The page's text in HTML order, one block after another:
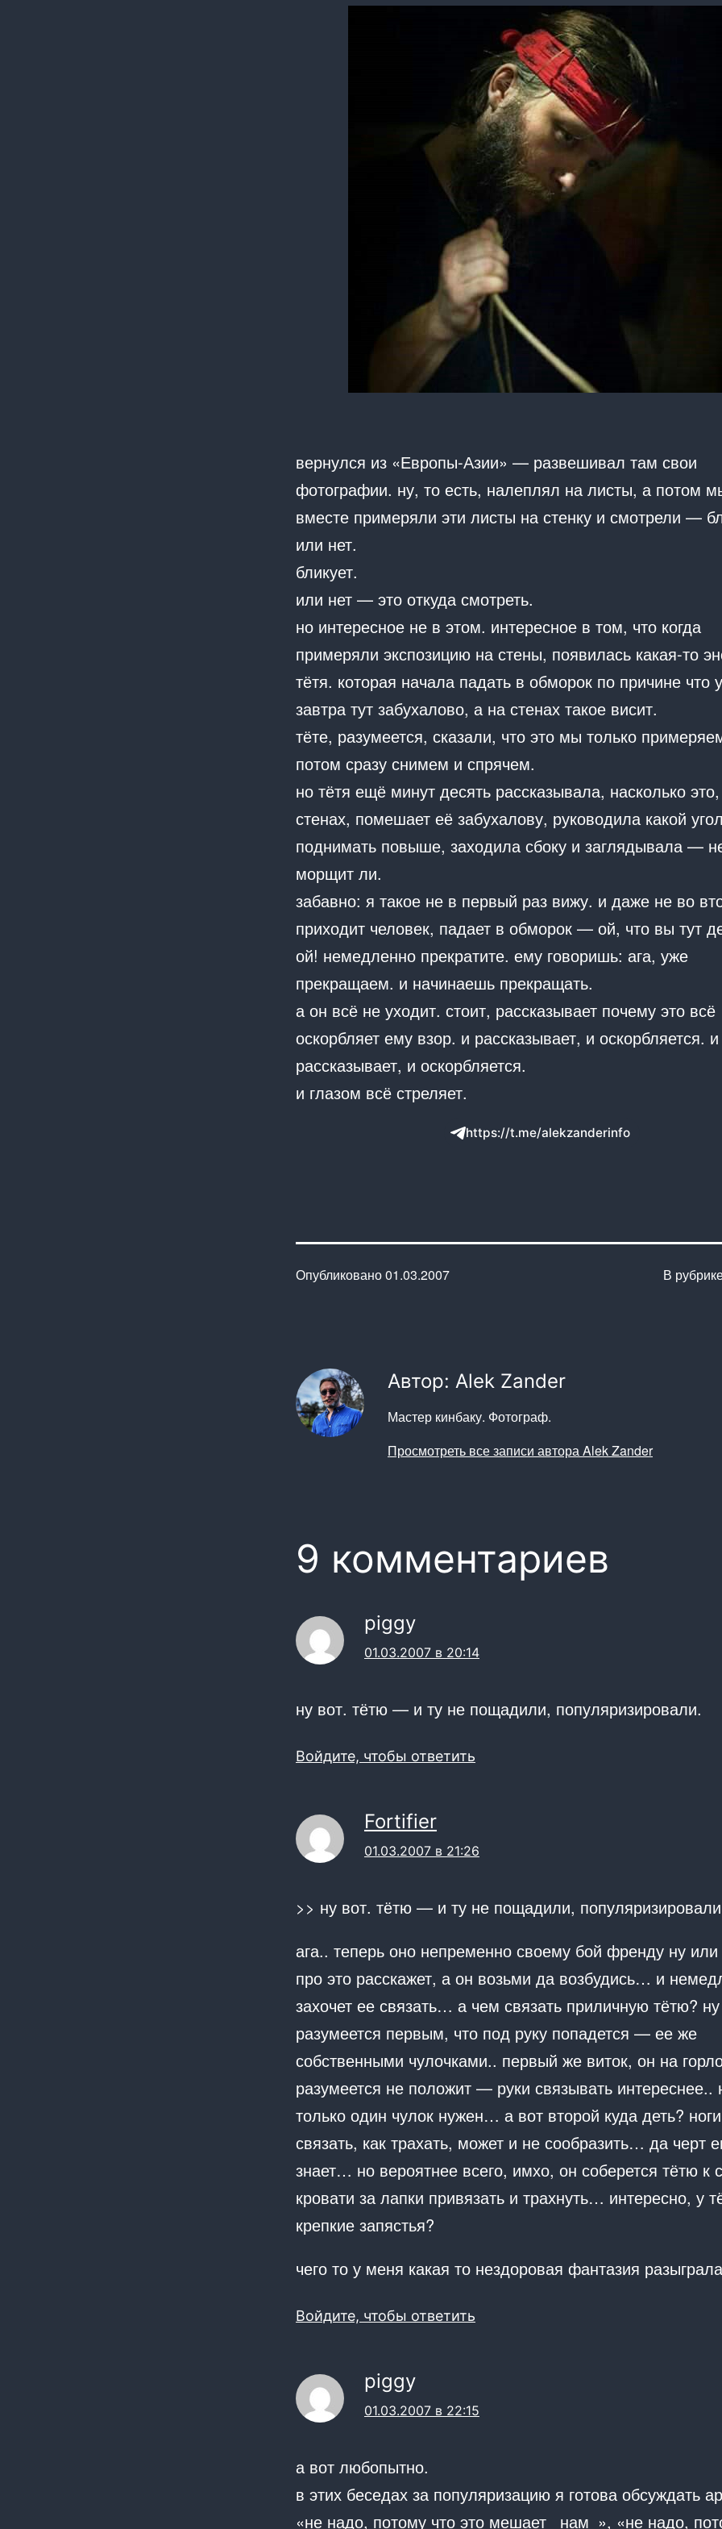
вернулся из «Европы-Азии» — развешивал там свои
фотографии. ну, то есть, налеплял на листы, а потом
вместе примеряли эти листы на стенку и смотрели —
или нет.
бликует.
или нет — это откуда смотреть.
но интересное не в этом. интересное в том, что когда
примеряли экспозицию на стены, появилась какая-то
тётя. которая начала падать в обморок по причине что
завтра тут забухалово, а на стенах такое висит.
тёте, разумеется, сказали, что это мы только
потом сразу снимем и спрячем.
но тётя ещё минут десять рассказывала, насколько
стенах, помешает её забухалову, руководила какой угол
поднимать повыше, заходила сбоку и заглядывала —
морщит ли.
забавно: я такое не в первый раз вижу. и даже не во
приходит человек, падает в обморок — ой, что вы тут
ой! немедленно прекратите. ему говоришь: ага, уже
прекращаем. и начинаешь прекращать.
а он всё не уходит. стоит, рассказывает почему это всё
оскорбляет ему взор. и рассказывает, и оскорбляется. и
рассказывает, и оскорбляется.
и глазом всё стреляет.
https://t.me/alekzanderinfo
Опубликовано01.03.2007 В
Автор: Alek Zander
Мастер кинбаку. Фотограф.
Просмотреть все записи автора Alek Zander
9 комментариев
piggy
01.03.2007 в 20:14
ну вот. тётю — и ту не пощадили, популяризировали.
Войдите, чтобы ответить
Fortifier
01.03.2007 в 21:26
>> ну вот. тётю — и ту не пощадили,
ага.. теперь оно непременно своему бой френду ну
про это расскажет, а он возьми да возбудись… и
захочет ее связать… а чем связать приличную тётю? ну
разумеется первым, что под руку попадется — ее же
собственными чулочками.. первый же виток, он на
разумеется не положит — руки связывать интереснее..
только один чулок нужен… а вот второй куда деть?
связать, как трахать, может и не сообразить… да черт
знает… но вероятнее всего, имхо, он соберется тётю к
кровати за лапки привязать и трахнуть… интересно, у
крепкие запястья?
чего то у меня какая то нездоровая фантазия
Войдите, чтобы ответить
piggy
01.03.2007 в 22:15
а вот любопытно.
в этих беседах за популяризацию я готова обсуждать
«не надо, потому что это мешает _нам_», «не надо,